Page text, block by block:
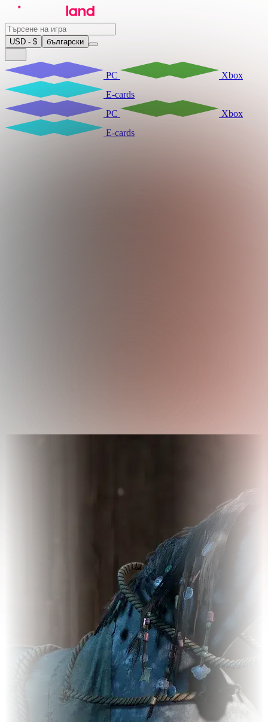
USD - $ български
PC
Xbox
E-cards
PC
Xbox
E-cards